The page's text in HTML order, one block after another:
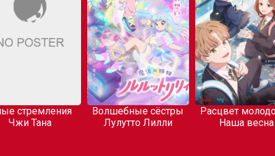
стремления
Чжи Тана
Волшебные сёстры
Лулутто Лилли
Расцвет
Наша весна